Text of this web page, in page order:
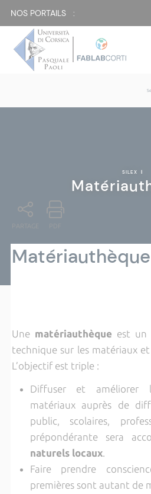
NOS PORTAILS :
SILEX |
PARTAGE PDF
Matériauthèque
Une matériauthèque est un
technique sur les matériaux
L’objectif est triple :
Diffuser et améliorer
matériaux auprès de
public, scolaires,
prépondérante sera
naturels locaux.
Faire prendre
premières sont autant de